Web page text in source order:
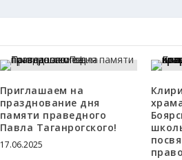
Приглашаем на
празднование дня
памяти праведного
Павла Таганрогского!
17.06.2025